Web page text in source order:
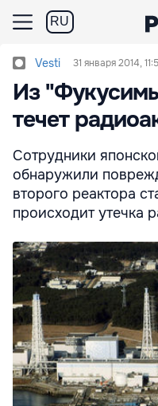
RU
Vesti 31 января 2014,
Из
течет
Сотрудники
обнаружили
второго реактора
происходит утечка